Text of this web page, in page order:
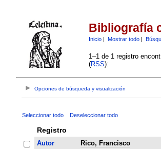
Bibliografía
Inicio| Mostrar todo|
1–1 de 1 registro
(RSS):
Opciones de búsqueda y visualización
Seleccionar todo Deseleccionar todo
Registro
Autor
Rico, Francisco